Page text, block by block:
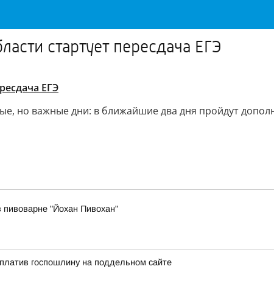
стартует пересдача ЕГЭ
ЕГЭ
но важные дни: в ближайшие два дня пройдут
"Йохан Пивохан"
госпошлину на поддельном сайте